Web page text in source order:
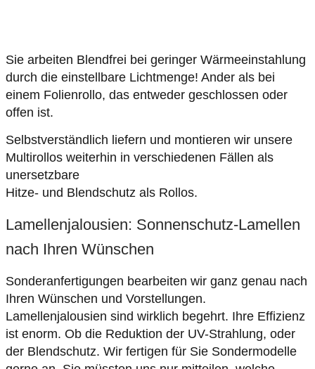
Sie arbeiten Blendfrei bei geringer Wärmeeinstahlung
durch die einstellbare Lichtmenge! Ander als bei
einem Folienrollo, das entweder geschlossen oder
offen ist.
Selbstverständlich liefern und montieren wir unsere
Multirollos weiterhin in verschiedenen Fällen als
unersetzbare
Hitze- und Blendschutz als Rollos.
Lamellenjalousien: Sonnenschutz-Lamellen
nach Ihren Wünschen
Sonderanfertigungen bearbeiten wir ganz genau nach
Ihren Wünschen und Vorstellungen.
Lamellenjalousien sind wirklich begehrt. Ihre Effizienz
ist enorm. Ob die Reduktion der UV-Strahlung, oder
der Blendschutz. Wir fertigen für Sie Sondermodelle